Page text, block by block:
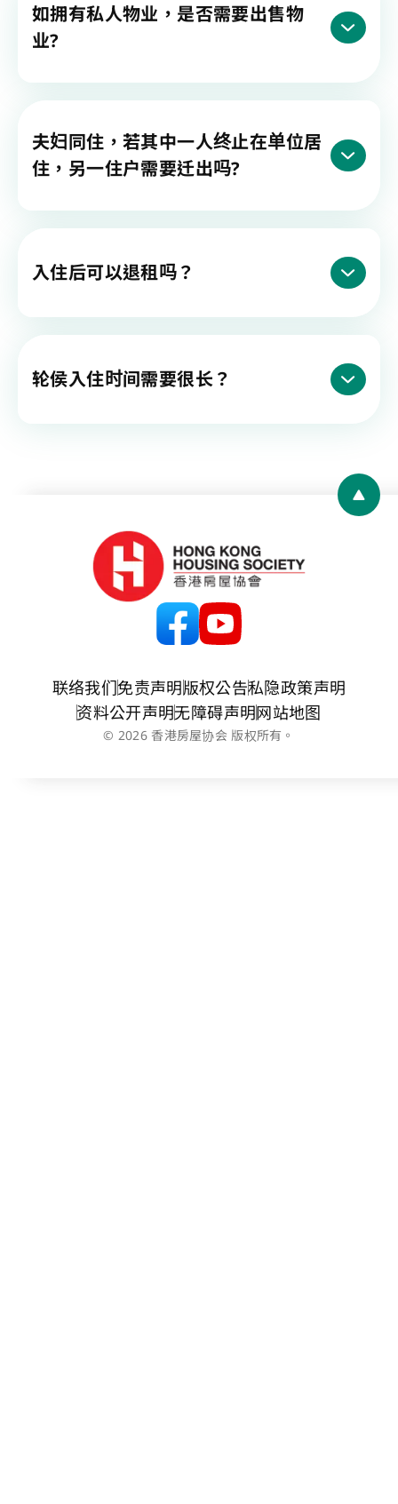
如拥有私人物业，是否需要出售物
业?
夫妇同住，若其中一人终止在单位居
住，另一住户需要迁出吗?
入住后可以退租吗？
轮侯入住时间需要很长？
联络我们免责声明版权公告私隐政策声明
资料公开声明无障碍声明网站地图
© 2026 香港房屋协会 版权所有。